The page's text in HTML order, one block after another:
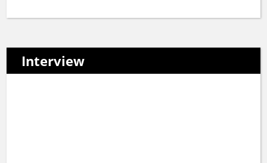
Interview